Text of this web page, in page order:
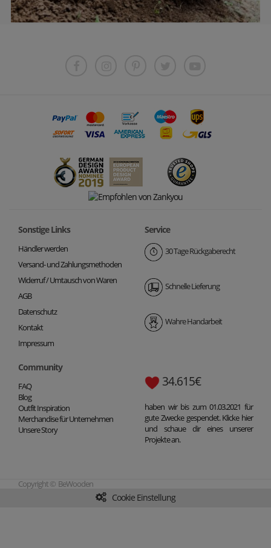
Sonstige Links
Händler werden
Versand- und Zahlungsmethoden
Widerruf / Umtausch von Waren
AGB
Datenschutz
Kontakt
Impressum
Service
30 Tage Rückgaberecht
Schnelle Lieferung
Wahre Handarbeit
Community
FAQ
Blog
Outfit Inspiration
Merchandise für Unternehmen
Unsere Story
34.615€
haben wir bis zum 01.03.2021 für
gute Zwecke gespendet. Klicke hier
und schaue dir eines unserer
Projekte an.
Copyright © BeWooden
Cookie Einstellung